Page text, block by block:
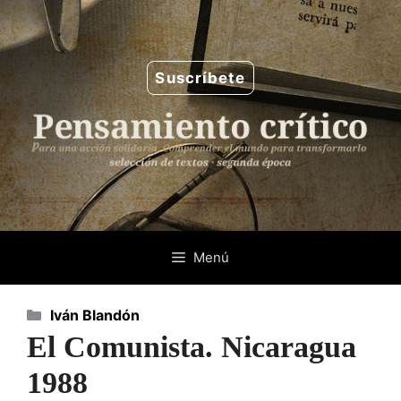
Saltar
al
contenido
Suscríbete
Menú
El Comunista. Nicaragua
1988
Categorías
Iván Blandón